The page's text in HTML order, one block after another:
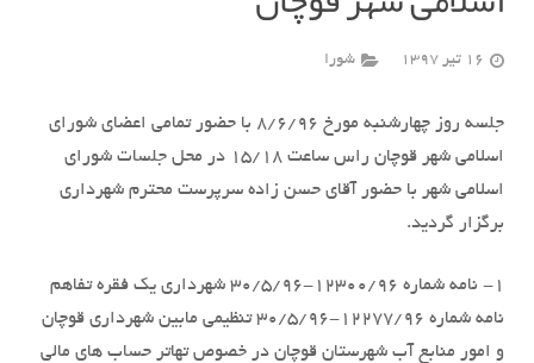
ارتباط با ما
16 تیر 1397 شورا
جلسه روز چهارشنبه مورخ 8/6/96 با حضور تمامی اعضای شورای
اسلامی شهر قوچان راس ساعت 15/18 در محل جلسات شورای
اسلامی شهر با حضور آقای حسن زاده سرپرست محترم شهرداری
برگزار گردید.
1- نامه شماره 12300/96-30/5/96 شهرداری یک فقره تفاهم
نامه شماره 12277/96-30/5/96 تنظیمی مابین شهرداری قوچان
و امور منابع آب شهرستان قوچان در خصوص تهاتر حساب های مالی